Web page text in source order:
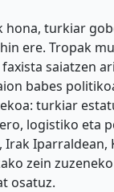
hona, turkiar
ere. Tropak
saiatzen
babes
turkiar
logistiko eta
Irak
zein
osatuz.